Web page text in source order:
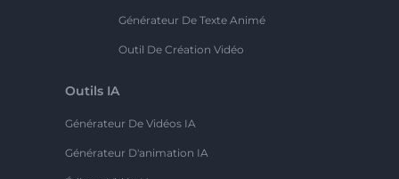
Générateur De Texte Animé
Outil De Création Vidéo
Outils IA
Générateur De Vidéos IA
Générateur D'animation IA